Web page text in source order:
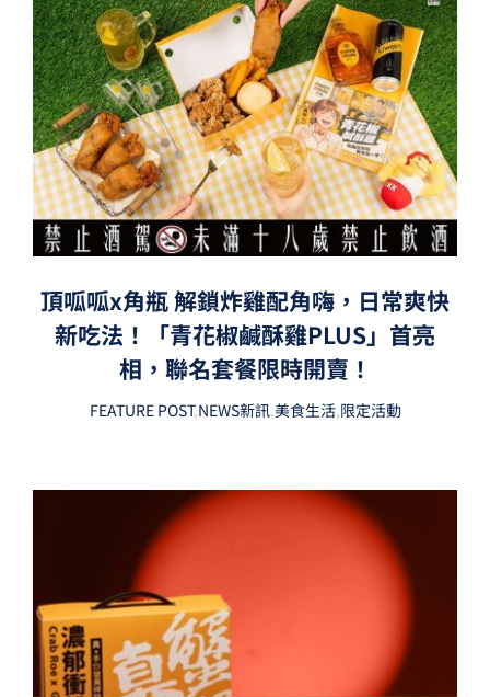
頂呱呱x角瓶 解鎖炸雞配角嗨，日常爽快
新吃法！「青花椒鹹酥雞PLUS」首亮
相，聯名套餐限時開賣！
FEATURE POST,NEWS新訊,美食生活,限定活動